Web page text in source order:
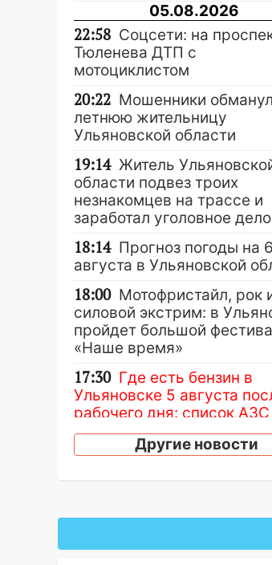
05.08.2026
22:58 Соцсети: на
Тюленева ДТП с
мотоциклистом
20:22 Мошенники
летнюю жительницу
Ульяновской области
19:14 Житель
области подвез троих
незнакомцев на трассе и
заработал уголовное дело
18:14 Прогноз погоды на 6
августа в Ульяновской
18:00 Мотофристайл, рок
силовой экстрим: в
пройдет большой
«Наше время»
17:30 Где есть бензин в
Ульяновске 5 августа
рабочего дня: список АЗС
17:05
«Обыск» по
Ульяновске задержали
Другие новости